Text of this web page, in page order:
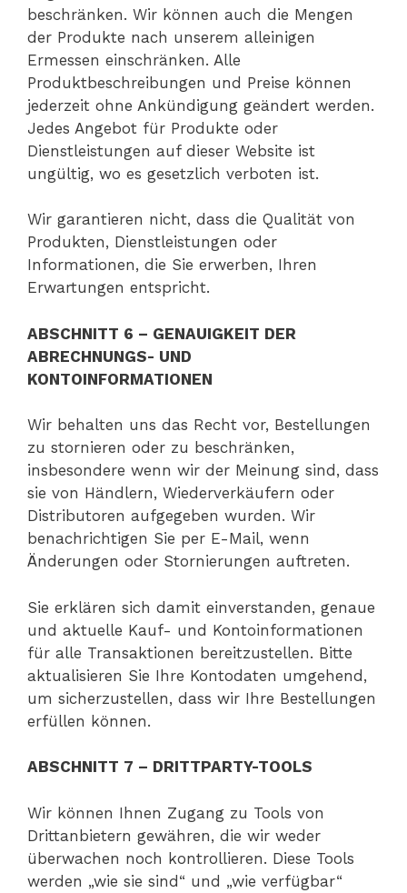
beschränken. Wir können auch die Mengen
der Produkte nach unserem alleinigen
Ermessen einschränken. Alle
Produktbeschreibungen und Preise können
jederzeit ohne Ankündigung geändert werden.
Jedes Angebot für Produkte oder
Dienstleistungen auf dieser Website ist
ungültig, wo es gesetzlich verboten ist.
Wir garantieren nicht, dass die Qualität von
Produkten, Dienstleistungen oder
Informationen, die Sie erwerben, Ihren
Erwartungen entspricht.
ABSCHNITT 6 – GENAUIGKEIT DER
ABRECHNUNGS- UND
KONTOINFORMATIONEN
Wir behalten uns das Recht vor, Bestellungen
zu stornieren oder zu beschränken,
insbesondere wenn wir der Meinung sind, dass
sie von Händlern, Wiederverkäufern oder
Distributoren aufgegeben wurden. Wir
benachrichtigen Sie per E-Mail, wenn
Änderungen oder Stornierungen auftreten.
Sie erklären sich damit einverstanden, genaue
und aktuelle Kauf- und Kontoinformationen
für alle Transaktionen bereitzustellen. Bitte
aktualisieren Sie Ihre Kontodaten umgehend,
um sicherzustellen, dass wir Ihre Bestellungen
erfüllen können.
ABSCHNITT 7 – DRITTPARTY-TOOLS
Wir können Ihnen Zugang zu Tools von
Drittanbietern gewähren, die wir weder
überwachen noch kontrollieren. Diese Tools
werden „wie sie sind“ und „wie verfügbar“